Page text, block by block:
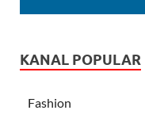
KANAL POPULAR
Fashion